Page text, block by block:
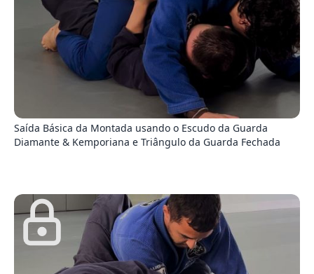
Saída Básica da Montada usando o Escudo da Guarda
Diamante & Kemporiana e Triângulo da Guarda Fechada